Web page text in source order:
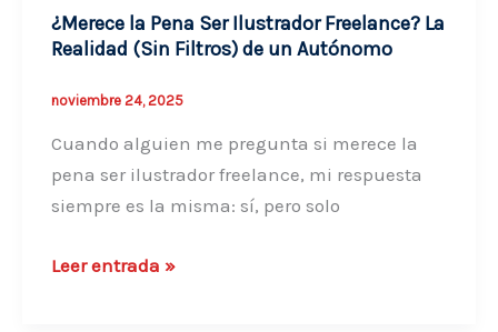
(SMI,
IRPF
e
¿Merece la Pena Ser Ilustrador Freelance? La
Realidad (Sin Filtros) de un Autónomo
noviembre 24, 2025
Cuando alguien me pregunta si merece la
pena ser ilustrador freelance, mi respuesta
siempre es la misma: sí, pero solo
¿Merece
Leer entrada »